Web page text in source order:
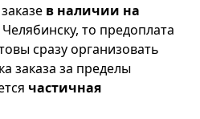
в наличии на
то предоплата
сразу организовать
заказа за пределы
частичная